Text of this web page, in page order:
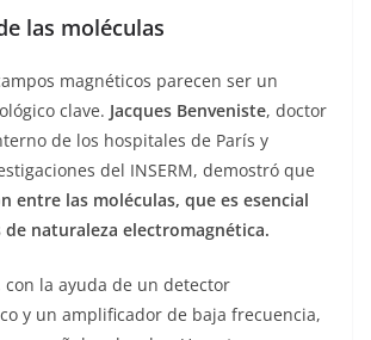
las moléculas
magnéticos parecen ser un
clave. Jacques Benveniste, doctor
de los hospitales de París y
del INSERM, demostró que
entre las moléculas, que es esencial
de naturaleza electromagnética.
con la ayuda de un detector
y un amplificador de baja frecuencia,